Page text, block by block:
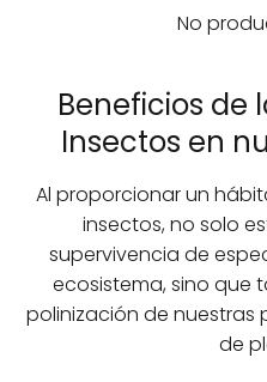
No
Beneficios de
Insectos en
Al proporcionar un
insectos, no solo
supervivencia de
ecosistema, sino que
polinización de nuestras
de